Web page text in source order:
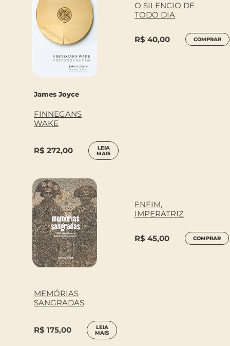
James Joyce
FINNEGANS
WAKE
R$ 272,00
LEIA
MAIS
O SILENCIO DE
TODO DIA
R$ 40,00 COMPRAR
MEMÓRIAS
SANGRADAS
R$ 175,00
LEIA
MAIS
ENFIM,
IMPERATRIZ
R$ 45,00 COMPRAR